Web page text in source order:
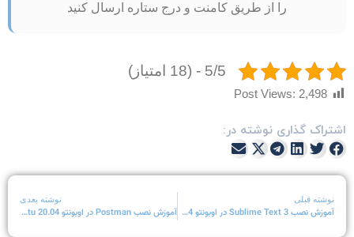
را از طریق کامنت و درج ستاره ارسال کنید
5/5 - (18 امتیاز)
Post Views: 2,498
گذاری نوشته در:
نوشته قبلی
آموزش نصب Sublime Text 3 در اوبونتو 20.04 Ubuntu
نوشته بعدی
آموزش نصب Postman در اوبونتو 20.04 Ubuntu